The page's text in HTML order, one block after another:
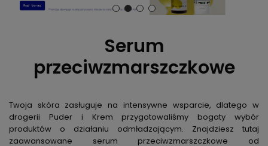
Serum
przeciwzmarszczkowe
Twoja skóra zasługuje na intensywne wsparcie, dlatego w
drogerii Puder i Krem przygotowaliśmy bogaty wybór
produktów o działaniu odmładzającym. Znajdziesz tutaj
zaawansowane serum przeciwzmarszczkowe od